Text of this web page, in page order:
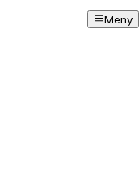
Meny